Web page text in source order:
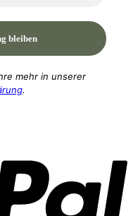
mehr in unserer
.